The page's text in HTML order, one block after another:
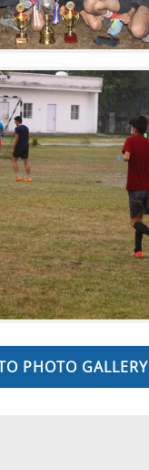
PHOTO GALLERY